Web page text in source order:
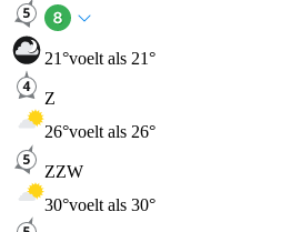
21°voelt als 21°
Z
26°voelt als 26°
ZZW
30°voelt als 30°